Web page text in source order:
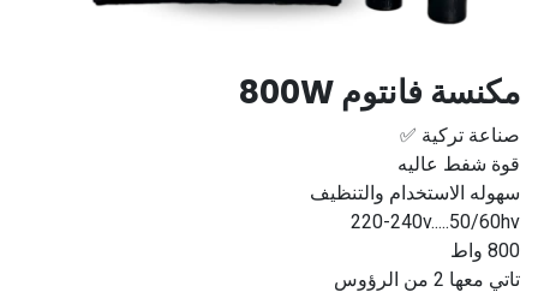
مكنسة فانتوم 800W
صناعة تركية ✅
قوة شفط عاليه
سهوله الاستخدام والتنظيف
220-240v.....50/60hv
800 واط
تاتي معها 2 من الرؤوس